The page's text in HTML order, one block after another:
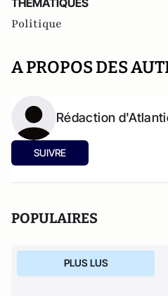
THEMATIQUES
Politique
A PROPOS DES
Rédaction
SUIVRE
POPULAIRES
PLUS LUS